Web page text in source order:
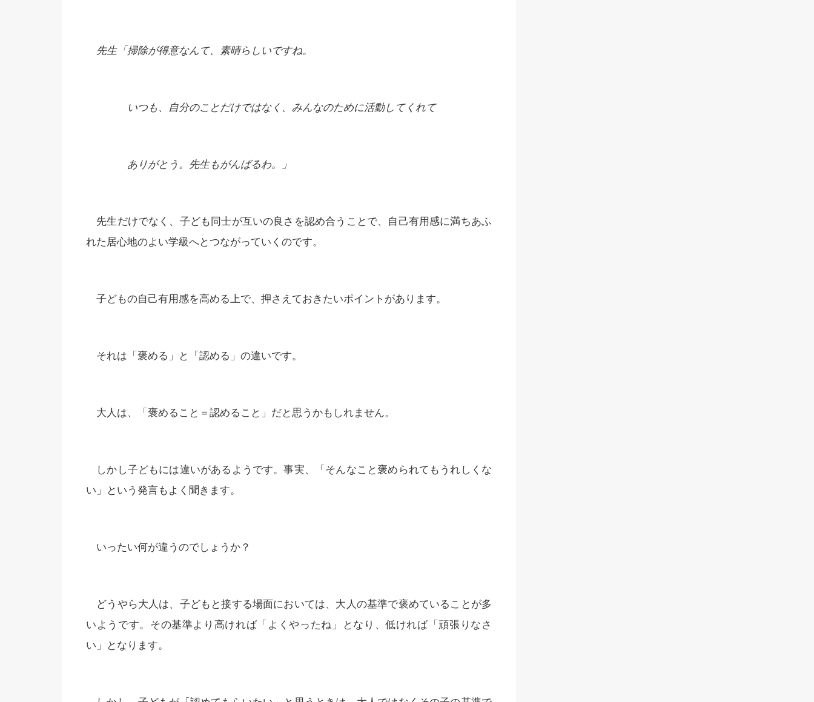
先生「掃除が得意なんて、素晴らしいですね。
いつも、自分のことだけではなく、みんなのために活動してくれて
ありがとう。先生もがんばるわ。」
先生だけでなく、子ども同士が互いの良さを認め合うことで、自己有用感に満ちあふ
れた居心地のよい学級へとつながっていくのです。
子どもの自己有用感を高める上で、押さえておきたいポイントがあります。
それは「褒める」と「認める」の違いです。
大人は、「褒めること＝認めること」だと思うかもしれません。
しかし子どもには違いがあるようです。事実、「そんなこと褒められてもうれしくな
い」という発言もよく聞きます。
いったい何が違うのでしょうか？
どうやら大人は、子どもと接する場面においては、大人の基準で褒めていることが多
いようです。その基準より高ければ「よくやったね」となり、低ければ「頑張りなさ
い」となります。